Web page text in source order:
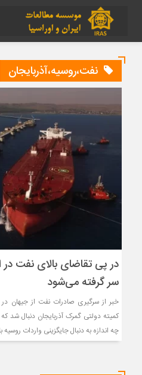
نفت،روسیه،آذربایجان
در پی تقاضای بالای نفت در
سر گرفته می‌شود
کمیته دولتی گمرک آذربایجان دنبال شد
چه اندازه به دنبال جایگزینی واردات